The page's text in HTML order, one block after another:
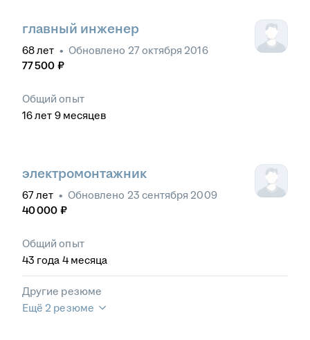
главный инженер
68лет • Обновлено 27 октября 2016
77 500 ₽
Общий опыт
16лет 9 месяцев
электромонтажник
67лет • Обновлено 23 сентября 2009
40 000 ₽
Общий опыт
43 года 4 месяца
Другие резюме
Ещё 2 резюме